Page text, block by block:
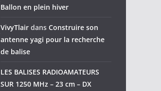
Ballon en plein hiver
VivyTlair dans Construire son
antenne yagi pour la recherche
de balise
LES BALISES RADIOAMATEURS
SUR 1250 MHz – 23 cm – DX